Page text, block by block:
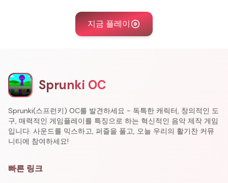
지금 플레이
Sprunki OC
Sprunki(스프런키) OC를 발견하세요 - 독특한 캐릭터, 창의적인 도
구, 매력적인 게임플레이를 특징으로 하는 혁신적인 음악 제작 게임
입니다. 사운드를 믹스하고, 퍼즐을 풀고, 오늘 우리의 활기찬 커뮤
니티에 참여하세요!
빠른 링크